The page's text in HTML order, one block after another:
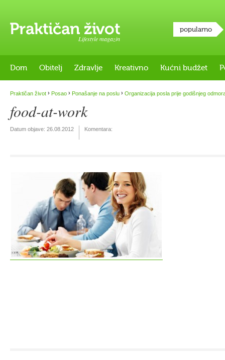
Lifestyle magazin
popularno
Dom Obitelj Zdravlje Kreativno Kućni budžet
Praktičan život › Posao › Ponašanje na poslu › Organizacija posla prije godišnjeg
food-at-work
Datum objave: 26.08.2012 Komentara: